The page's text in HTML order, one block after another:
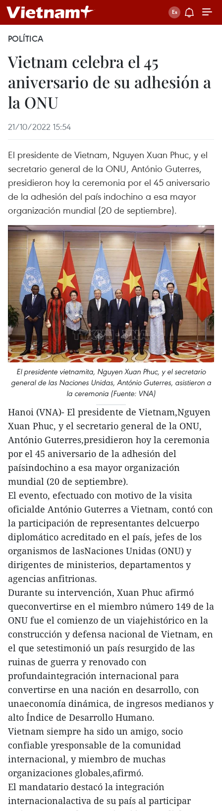
POLÍTICA
Vietnam celebra el 45
aniversario de su adhesión a
la ONU
21/10/2022 15:54
El presidente de Vietnam, Nguyen Xuan Phuc, y el
secretario general de la ONU, António Guterres,
presidieron hoy la ceremonia por el 45 aniversario
de la adhesión del país indochino a esa mayor
organización mundial (20 de septiembre).
El presidente vietnamita, Nguyen Xuan Phuc, y el secretario
general de las Naciones Unidas, António Guterres, asistieron a
la ceremonia (Fuente: VNA)
Hanoi (VNA)- El presidente de Vietnam,Nguyen
Xuan Phuc, y el secretario general de la ONU,
António Guterres,presidieron hoy la ceremonia
por el 45 aniversario de la adhesión del
paísindochino a esa mayor organización
mundial (20 de septiembre).
El evento, efectuado con motivo de la visita
oficialde António Guterres a Vietnam, contó con
la participación de representantes delcuerpo
diplomático acreditado en el país, jefes de los
organismos de lasNaciones Unidas (ONU) y
dirigentes de ministerios, departamentos y
agencias anfitrionas.
Durante su intervención, Xuan Phuc afirmó
queconvertirse en el miembro número 149 de la
ONU fue el comienzo de un viajehistórico en la
construcción y defensa nacional de Vietnam, en
el que setestimonió un país resurgido de las
ruinas de guerra y renovado con
profundaintegración internacional para
convertirse en una nación en desarrollo, con
unaeconomía dinámica, de ingresos medianos y
alto Índice de Desarrollo Humano.
Vietnam siempre ha sido un amigo, socio
confiable yresponsable de la comunidad
internacional, y miembro de muchas
organizaciones globales,afirmó.
El mandatario destacó la integración
internacionalactiva de su país al participar